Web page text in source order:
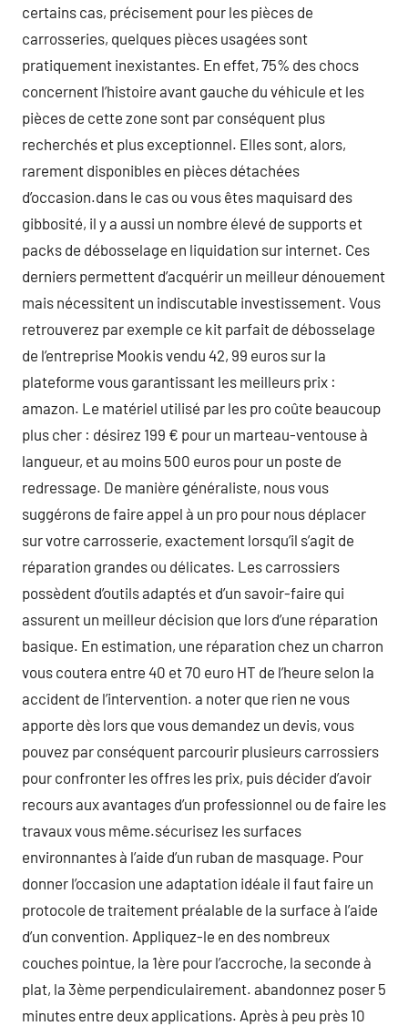
certains cas, précisement pour les pièces de
carrosseries, quelques pièces usagées sont
pratiquement inexistantes. En effet, 75% des chocs
concernent l’histoire avant gauche du véhicule et les
pièces de cette zone sont par conséquent plus
recherchés et plus exceptionnel. Elles sont, alors,
rarement disponibles en pièces détachées
d’occasion.dans le cas ou vous êtes maquisard des
gibbosité, il y a aussi un nombre élevé de supports et
packs de débosselage en liquidation sur internet. Ces
derniers permettent d’acquérir un meilleur dénouement
mais nécessitent un indiscutable investissement. Vous
retrouverez par exemple ce kit parfait de débosselage
de l’entreprise Mookis vendu 42, 99 euros sur la
plateforme vous garantissant les meilleurs prix :
amazon. Le matériel utilisé par les pro coûte beaucoup
plus cher : désirez 199 € pour un marteau-ventouse à
langueur, et au moins 500 euros pour un poste de
redressage. De manière généraliste, nous vous
suggérons de faire appel à un pro pour nous déplacer
sur votre carrosserie, exactement lorsqu’il s’agit de
réparation grandes ou délicates. Les carrossiers
possèdent d’outils adaptés et d’un savoir-faire qui
assurent un meilleur décision que lors d’une réparation
basique. En estimation, une réparation chez un charron
vous coutera entre 40 et 70 euro HT de l’heure selon la
accident de l’intervention. a noter que rien ne vous
apporte dès lors que vous demandez un devis, vous
pouvez par conséquent parcourir plusieurs carrossiers
pour confronter les offres les prix, puis décider d’avoir
recours aux avantages d’un professionnel ou de faire les
travaux vous même.sécurisez les surfaces
environnantes à l’aide d’un ruban de masquage. Pour
donner l’occasion une adaptation idéale il faut faire un
protocole de traitement préalable de la surface à l’aide
d’un convention. Appliquez-le en des nombreux
couches pointue, la 1ère pour l’accroche, la seconde à
plat, la 3ème perpendiculairement. abandonnez poser 5
minutes entre deux applications. Après à peu près 10